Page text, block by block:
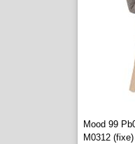
Mood 99
M0312 (fixe)